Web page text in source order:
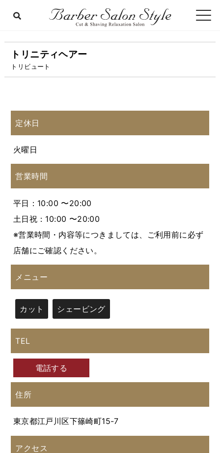
トリニティヘアー
トリビュート
定休日
火曜日
営業時間
平日：10:00 〜20:00
土日祝：10:00 〜20:00
※営業時間・内容等につきましては、ご利用前に必ず
店舗にご確認ください。
メニュー
カット シェービング
TEL
電話する
住所
東京都江戸川区下篠崎町15-7
アクセス